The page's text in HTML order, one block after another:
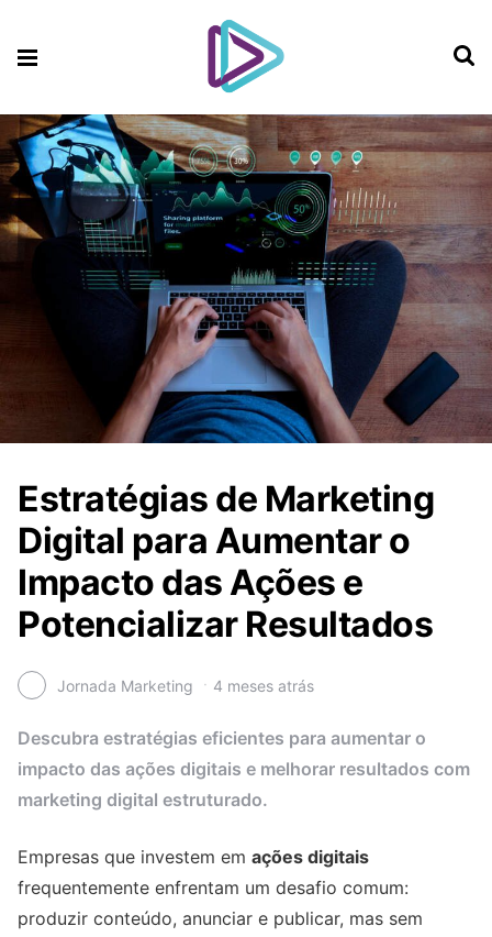
Estratégias de Marketing
Digital para Aumentar o
Impacto das Ações e
Potencializar Resultados
Jornada Marketing 4 meses atrás
Descubra estratégias eficientes para aumentar o
impacto das ações digitais e melhorar resultados com
marketing digital estruturado.
Empresas que investem em ações digitais
frequentemente enfrentam um desafio comum:
produzir conteúdo, anunciar e publicar, mas sem